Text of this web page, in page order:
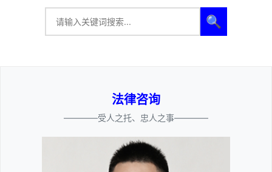
🔍
法律咨询
————受人之托、忠人之事————